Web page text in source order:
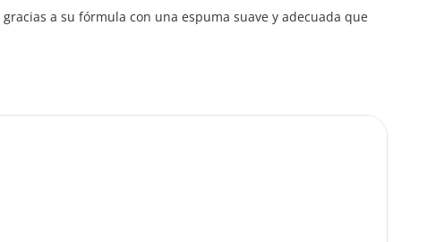
a su fórmula con una espuma suave y adecuada que